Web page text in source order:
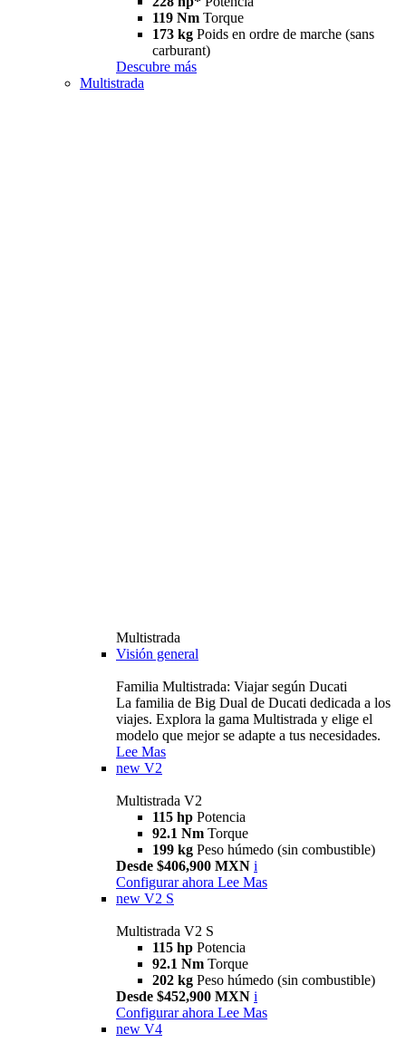
119 Nm Torque
173 kg Poids en ordre de marche (sans
carburant)
Descubre más
Multistrada
Multistrada
Visión general
Familia Multistrada: Viajar según Ducati
La familia de Big Dual de Ducati dedicada a los
viajes. Explora la gama Multistrada y elige el
modelo que mejor se adapte a tus necesidades.
Lee Mas
new V2
Multistrada V2
115 hp Potencia
92.1 Nm Torque
199 kg Peso húmedo (sin combustible)
Desde $406,900 MXN i
Configurar ahora Lee Mas
new V2 S
Multistrada V2 S
115 hp Potencia
92.1 Nm Torque
202 kg Peso húmedo (sin combustible)
Desde $452,900 MXN i
Configurar ahora Lee Mas
new V4